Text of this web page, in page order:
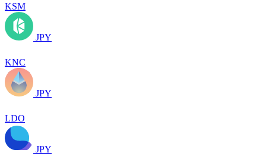
KSM
JPY
KNC
JPY
LDO
JPY